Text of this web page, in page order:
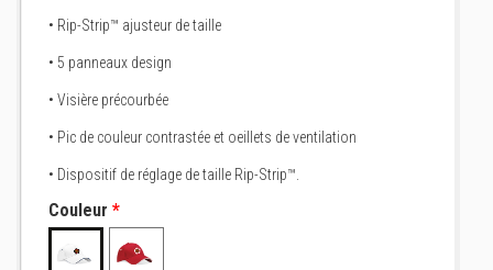
• Rip-Strip™ ajusteur de taille
• 5 panneaux design
• Visière précourbée
• Pic de couleur contrastée et oeillets de ventilation
• Dispositif de réglage de taille Rip-Strip™.
Couleur *